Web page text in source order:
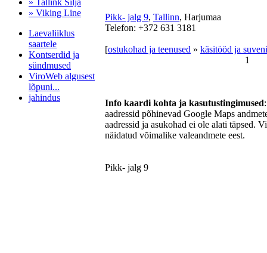
» Tallink Silja
» Viking Line
Laevaliiklus
saartele
Kontserdid ja
sündmused
ViroWeb algusest
lõpuni...
jahindus
Pikk- jalg 9, Tallinn, Harjumaa
Telefon: +372 631 3181
[ostukohad ja teenused » käsitööd ja
1
Info kaardi kohta ja kasutustingimused
aadressid põhinevad Google Maps
aadressid ja asukohad ei ole alati täpsed.
näidatud võimalike valeandmete eest.
Pikk- jalg 9